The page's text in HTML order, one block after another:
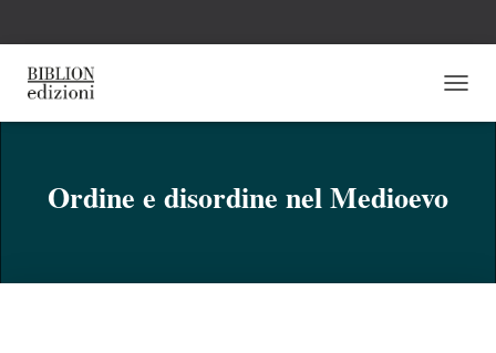
A
N
Ordine e disordine nel Medioevo